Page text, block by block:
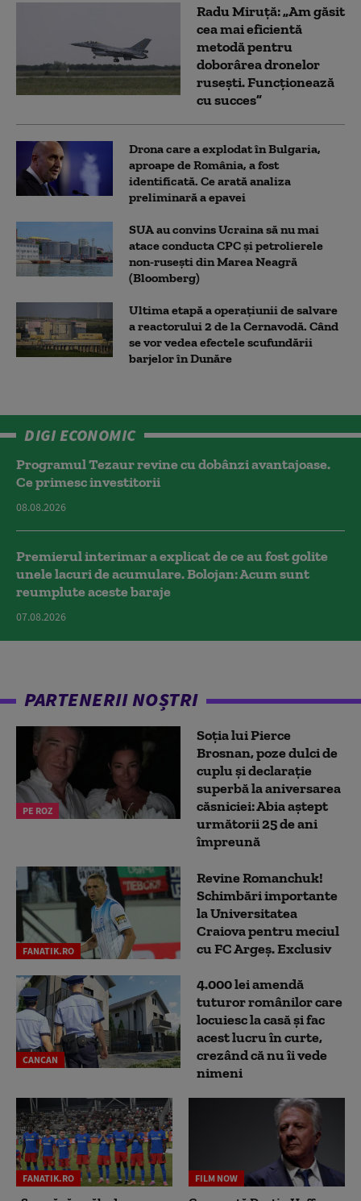
Radu Miruță: „Am găsit
cea mai eficientă
metodă pentru
doborârea dronelor
rusești. Funcționează
cu succes”
Drona care a explodat în Bulgaria,
aproape de România, a fost
identificată. Ce arată analiza
preliminară a epavei
SUA au convins Ucraina să nu mai
atace conducta CPC şi petrolierele
non-ruseşti din Marea Neagră
(Bloomberg)
Ultima etapă a operațiunii de salvare
a reactorului 2 de la Cernavodă. Când
se vor vedea efectele scufundării
barjelor în Dunăre
DIGI ECONOMIC
Programul Tezaur revine cu dobânzi avantajoase.
Ce primesc investitorii
08.08.2026
Premierul interimar a explicat de ce au fost golite
unele lacuri de acumulare. Bolojan: Acum sunt
reumplute aceste baraje
07.08.2026
PARTENERII NOȘTRI
PE ROZ
Soția lui Pierce
Brosnan, poze dulci de
cuplu și declarație
superbă la aniversarea
căsniciei: Abia aștept
următorii 25 de ani
împreună
FANATIK.RO
Revine Romanchuk!
Schimbări importante
la Universitatea
Craiova pentru meciul
cu FC Argeş. Exclusiv
CANCAN
4.000 lei amendă
tuturor românilor care
locuiesc la casă și fac
acest lucru în curte,
crezând că nu îi vede
nimeni
FANATIK.RO FILM NOW